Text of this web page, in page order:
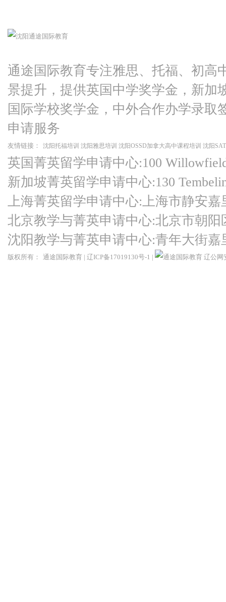
通途国际教育专注雅思、托福、初高
景提升，提供英国中学奖学金，新加
国际学校奖学金，中外合作办学录取
申请服务
友情链接： 沈阳托福培训 沈阳雅思培训 沈阳OSSD加拿大高中课程培训 沈阳
英国菁英留学申请中心:100
新加坡菁英留学申请中心:130
上海菁英留学申请中心:上海市静安嘉
北京教学与菁英申请中心:北京市朝
沈阳教学与菁英申请中心:青年大街
版权所有： 通途国际教育 | 辽ICP备17019130号-1 | 辽公网